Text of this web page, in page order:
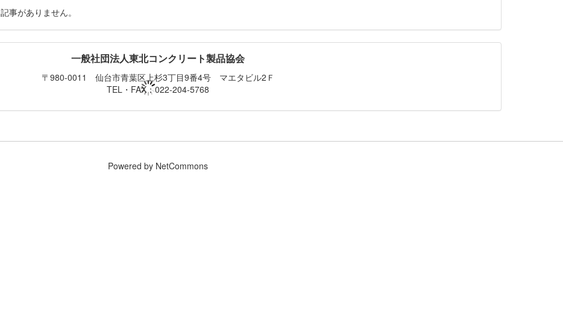
記事がありません。
一般社団法人東北コンクリート製品協会
〒980-0011 仙台市青葉区上杉3丁目9番4号 マエタビル2Ｆ
TEL・FAX：022-204-5768
Powered by NetCommons